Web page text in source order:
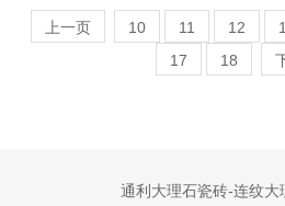
上一页 10 11 12
17
18
通利大理石瓷砖-连纹大